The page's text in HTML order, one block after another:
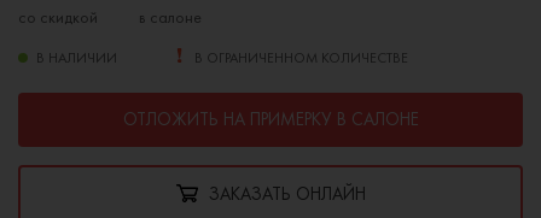
со скидкой в салоне
В НАЛИЧИИ В ОГРАНИЧЕННОМ КОЛИЧЕСТВЕ
ОТЛОЖИТЬ НА ПРИМЕРКУ В САЛОНЕ
ЗАКАЗАТЬ ОНЛАЙН